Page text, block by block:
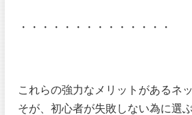
・・・・・・・・・・・・・・
これらの強力なメリットがあるネ
そが、初心者が失敗しない為に選